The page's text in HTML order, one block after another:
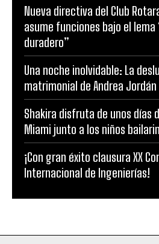
Nueva directiva del Club
asume funciones bajo el lema
duradero”
Una noche inolvidable: La
matrimonial de Andrea
Shakira disfruta de unos días
Miami junto a los niños
¡Con gran éxito clausura XX
Internacional de Ingenierías!